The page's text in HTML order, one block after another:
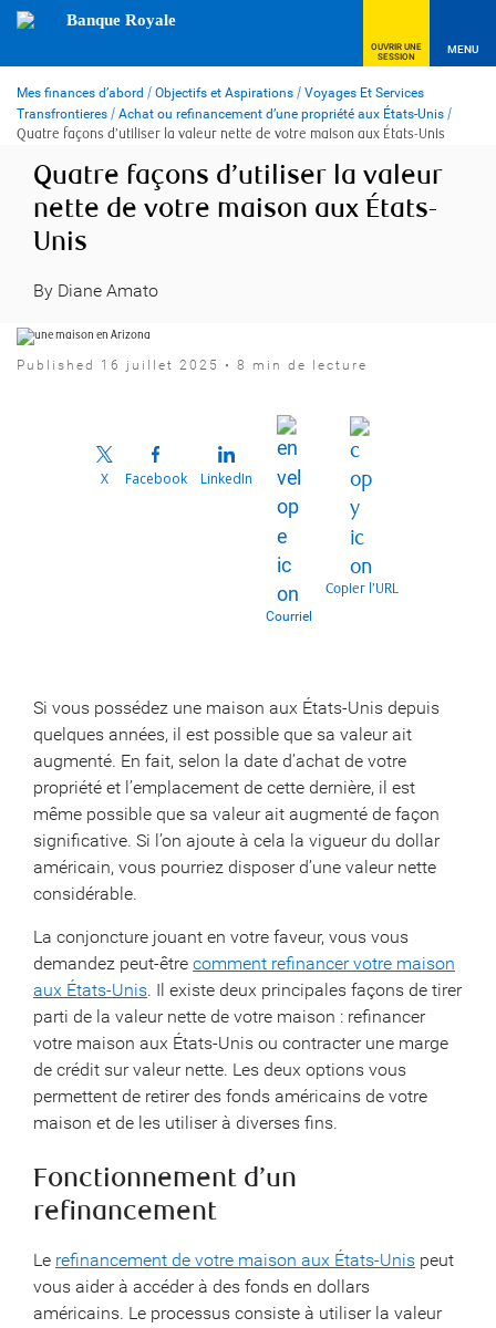
Banque Royale
OUVRIR UNE
SESSION
MENU
Mes finances d’abord / Objectifs et Aspirations / Voyages Et Services
Transfrontieres / Achat ou refinancement d’une propriété aux États-Unis /
Quatre façons d’utiliser la valeur nette de votre maison aux États-Unis
Quatre façons d’utiliser la valeur
nette de votre maison aux États-
Unis
By Diane Amato
Published 16 juillet 2025 • 8 min de lecture
Si vous possédez une maison aux États-Unis depuis
quelques années, il est possible que sa valeur ait
augmenté. En fait, selon la date d’achat de votre
propriété et l’emplacement de cette dernière, il est
même possible que sa valeur ait augmenté de façon
significative. Si l’on ajoute à cela la vigueur du dollar
américain, vous pourriez disposer d’une valeur nette
considérable.
La conjoncture jouant en votre faveur, vous vous
demandez peut-être comment refinancer votre maison
aux États-Unis. Il existe deux principales façons de tirer
parti de la valeur nette de votre maison : refinancer
votre maison aux États-Unis ou contracter une marge
de crédit sur valeur nette. Les deux options vous
permettent de retirer des fonds américains de votre
maison et de les utiliser à diverses fins.
Fonctionnement d’un
refinancement
Le refinancement de votre maison aux États-Unis peut
vous aider à accéder à des fonds en dollars
américains. Le processus consiste à utiliser la valeur
X Facebook LinkedIn
Courriel
Copier l’URL